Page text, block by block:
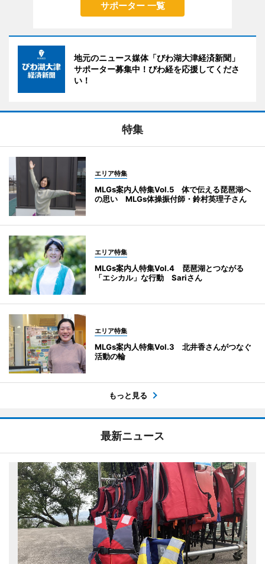
サポーター 一覧
地元のニュース媒体「びわ湖大津経済新聞」
サポーター募集中！びわ経を応援してくださ
い！
特集
エリア特集
MLGs案内人特集Vol.5 体で伝える琵琶湖へ
の思い MLGs体操振付師・鈴村英理子さん
エリア特集
MLGs案内人特集Vol.4 琵琶湖とつながる
「エシカル」な行動 Sariさん
エリア特集
MLGs案内人特集Vol.3 北井香さんがつなぐ
活動の輪
もっと見る
最新ニュース